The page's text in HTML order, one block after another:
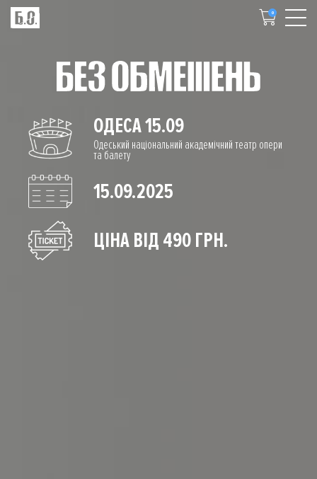
0
ОДЕСА 15.09
Одеський національний академічний театр опери
та балету
15.09.2025
ЦІНА ВІД 490 ГРН.